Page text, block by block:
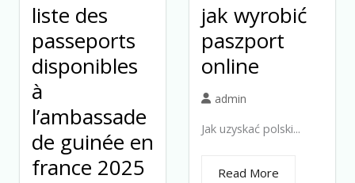
liste des
passeports
disponibles
à
l’ambassade
de guinée en
france 2025
jak wyrobić
paszport
online
admin
Jak uzyskać polski...
Read More